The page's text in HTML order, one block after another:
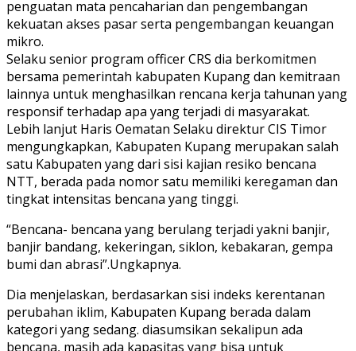
penguatan mata pencaharian dan pengembangan
kekuatan akses pasar serta pengembangan keuangan
mikro.
Selaku senior program officer CRS dia berkomitmen
bersama pemerintah kabupaten Kupang dan kemitraan
lainnya untuk menghasilkan rencana kerja tahunan yang
responsif terhadap apa yang terjadi di masyarakat.
Lebih lanjut Haris Oematan Selaku direktur CIS Timor
mengungkapkan, Kabupaten Kupang merupakan salah
satu Kabupaten yang dari sisi kajian resiko bencana
NTT, berada pada nomor satu memiliki keregaman dan
tingkat intensitas bencana yang tinggi.
“Bencana- bencana yang berulang terjadi yakni banjir,
banjir bandang, kekeringan, siklon, kebakaran, gempa
bumi dan abrasi”.Ungkapnya.
Dia menjelaskan, berdasarkan sisi indeks kerentanan
perubahan iklim, Kabupaten Kupang berada dalam
kategori yang sedang. diasumsikan sekalipun ada
bencana, masih ada kapasitas yang bisa untuk